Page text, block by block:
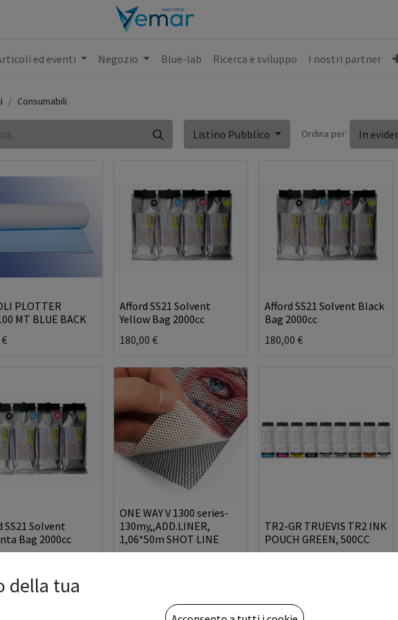
ed eventi Negozio Blue-lab Ricerca e sviluppo I nostri partner
Consumabili
Listino Pubblico Ordina per: In
PLOTTER
MT BLUE BACK
€
Afford SS21 Solvent
Yellow Bag 2000cc
180,00 €
Afford SS21 Solvent Black
Bag 2000cc
180,00 €
SS21 Solvent
Bag 2000cc
ONE WAY V 1300 series-
130my,,ADD.LINER,
1,06*50m SHOT LINE
TR2-GR TRUEVIS TR2 INK
POUCH GREEN, 500CC
della tua